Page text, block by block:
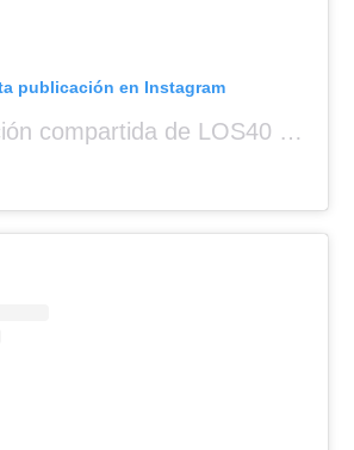
publicación en Instagram
Una publicación compartida de LOS40 Panamá 🇵🇦 🎙️🎶 (@los40panama)